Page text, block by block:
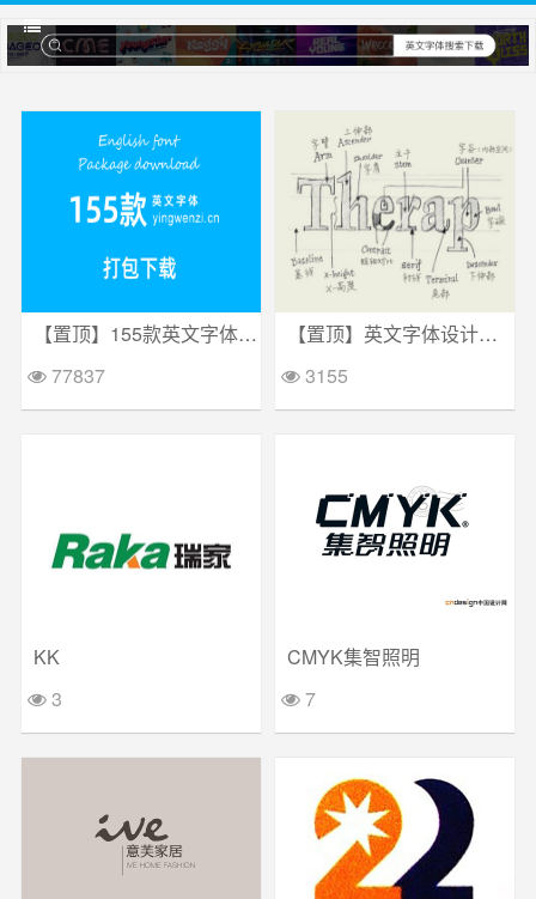
【置顶】155款英文字体打包下载
77837
【置顶】英文字体设计方法
3155
KK
3
CMYK集智照明
7